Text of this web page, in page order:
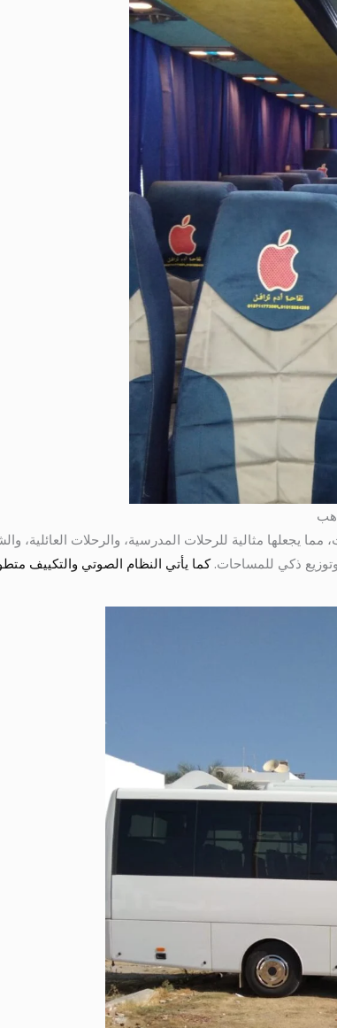
الاستخدامات، مما يجعلها مثالية للرحلات المدرسية، والرحلات
ذكي للمساحات. كما يأتي النظام الصوتي والتكييف